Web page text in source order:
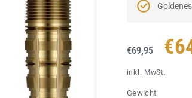
Preis
€69,95
inkl. MwSt.
Gewicht